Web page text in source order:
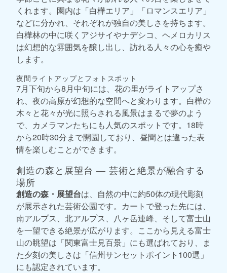
くれます。園内は「白樺エリア」「ロマンスエリア」
などに分かれ、それぞれが独自の美しさを持ちます。
白樺林の中に咲くアジサイやナデシコ、ヘメロカリス
は幻想的な雰囲気を醸し出し、訪れる人々の心を癒や
します。
夜間ライトアップとフォトスポット
7月下旬から8月中旬には、花の里がライトアップさ
れ、夜の高原が幻想的な空間へと変わります。白樺の
木々と花々が光に照らされる風景はまるで夢のよう
で、カメラマンたちにも人気のスポットです。18時
から20時30分まで開園しており、昼間とは違った表
情を楽しむことができます。
創造の森と展望台 ― 芸術と絶景が融合する
場所
創造の森・展望台は、自然の中に約50体の現代彫刻
が展示された芸術公園です。カートで登った先には、
南アルプス、北アルプス、八ヶ岳連峰、そして富士山
を一望できる絶景が広がります。ここから見える富士
山の眺望は「関東富士見百景」にも選ばれており、ま
た夕刻の美しさは「信州サンセットポイント100選」
にも認定されています。